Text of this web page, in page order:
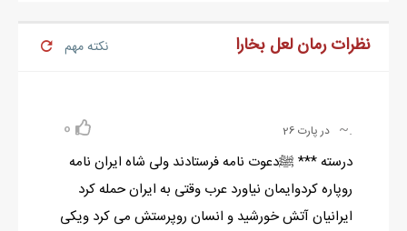
نظرات رمان لعل بخارا نکته مهم
‌‌‌.~ در پارت 26 0
درسته *** ﷺدعوت نامه فرستادند ولی شاه ایران نامه
روپاره کردوایمان نیاورد عرب وقتی به ایران حمله کرد
ایرانیان آتش خورشید و انسان روپرستش می کرد ویکی